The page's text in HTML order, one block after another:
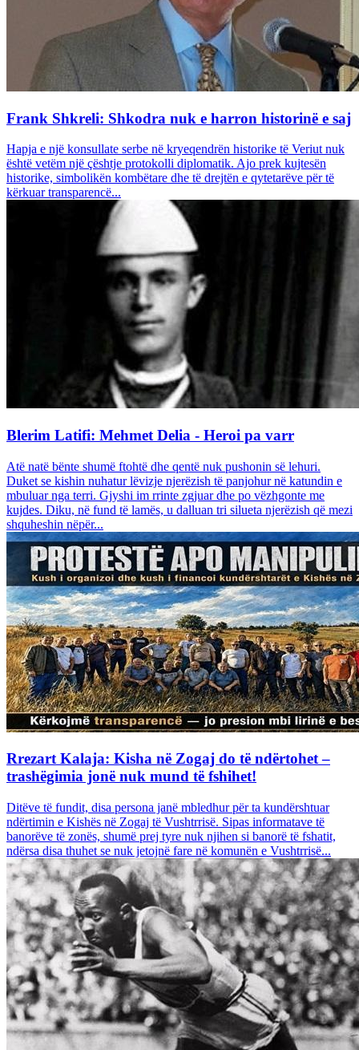
Frank Shkreli: Shkodra nuk e harron historinë e saj
Hapja e një konsullate serbe në kryeqendrën historike të Veriut nuk
është vetëm një çështje protokolli diplomatik. Ajo prek kujtesën
historike, simbolikën kombëtare dhe të drejtën e qytetarëve për të
kërkuar transparencë...
Blerim Latifi: Mehmet Delia - Heroi pa varr
Atë natë bënte shumë ftohtë dhe qentë nuk pushonin së lehuri.
Duket se kishin nuhatur lëvizje njerëzish të panjohur në katundin e
mbuluar nga terri. Gjyshi im rrinte zgjuar dhe po vëzhgonte me
kujdes. Diku, në fund të lamës, u dalluan tri silueta njerëzish që mezi
shquheshin nëpër...
Rrezart Kalaja: Kisha në Zogaj do të ndërtohet –
trashëgimia jonë nuk mund të fshihet!
Ditëve të fundit, disa persona janë mbledhur për ta kundërshtuar
ndërtimin e Kishës në Zogaj të Vushtrrisë. Sipas informatave të
banorëve të zonës, shumë prej tyre nuk njihen si banorë të fshatit,
ndërsa disa thuhet se nuk jetojnë fare në komunën e Vushtrrisë...